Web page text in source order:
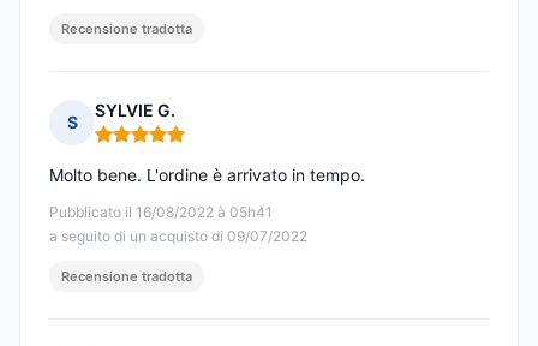
Recensione tradotta
S
SYLVIE G.
Nota: 5 su 5
Pubblicato il 16/08/2022 à 05h41
a seguito di un acquisto di 09/07/2022
Molto bene. L'ordine è arrivato in tempo.
Recensione tradotta